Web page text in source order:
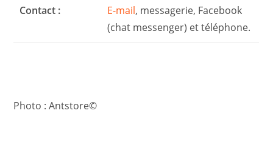
Contact : E-mail, messagerie, Facebook
(chat messenger) et téléphone.
Photo : Antstore©